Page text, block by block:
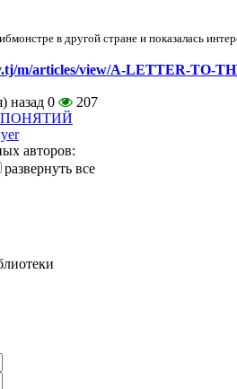
в другой стране и показалась
m/articles/view/A-LETTER-TO-
назад 0
207
авторов:
развернуть все